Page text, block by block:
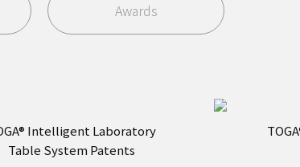
Awards
Intelligent Laboratory
Table System Patents